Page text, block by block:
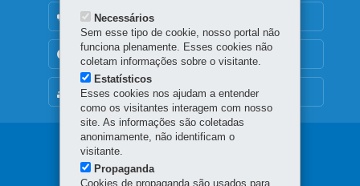
MAPA DO SITE
OUVIDORIA
TRANSPARÊNCIA INSTITUCIONAL
Navegação
principal
Necessários
Sem esse tipo de cookie, nosso portal não
funciona plenamente. Esses cookies não
coletam informações sobre o visitante.
Estatísticos
Esses cookies nos ajudam a entender
como os visitantes interagem com nosso
site. As informações são coletadas
anonimamente, não identificam o
visitante.
Propaganda
Cookies de propaganda são usados para